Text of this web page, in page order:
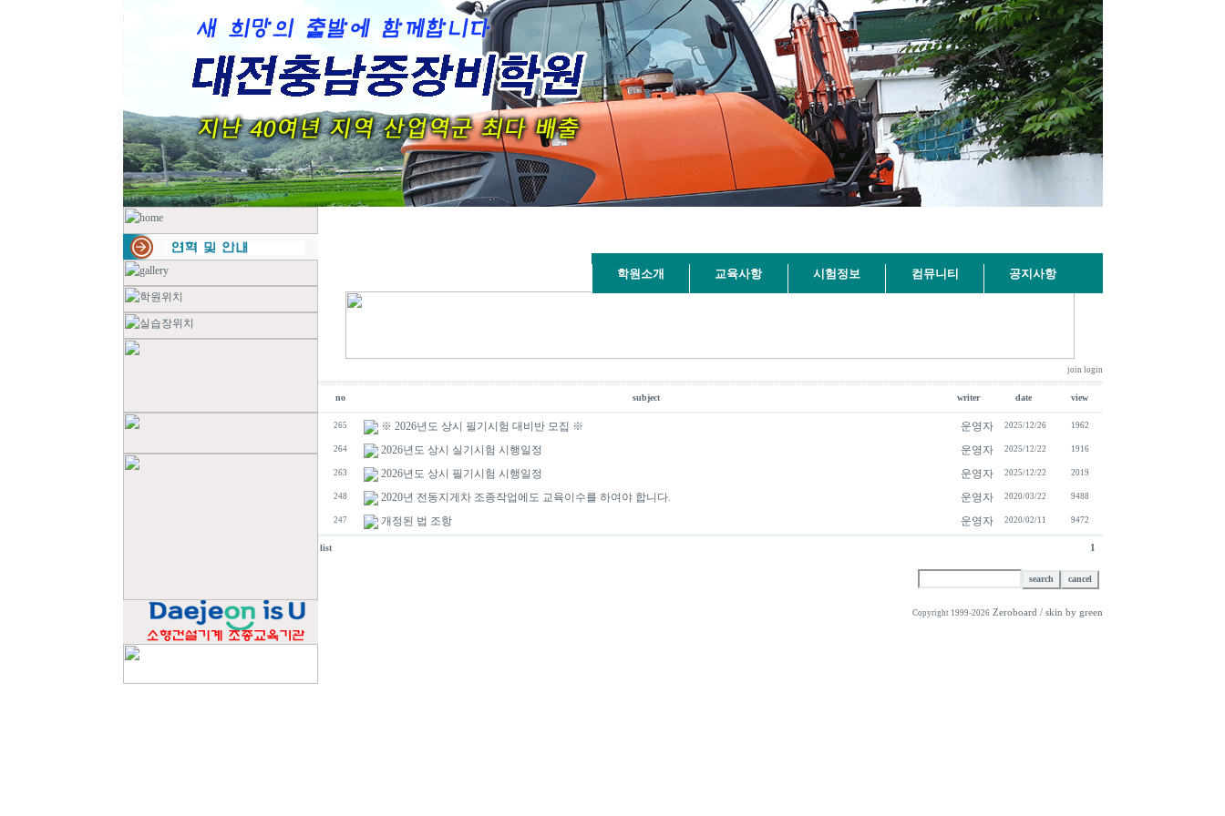
학원소개 교육사항 시험정보 컴뮤니티 공지사항
join login
no subject writer date view
265 ※ 2026년도 상시 필기시험 대비반 모집 ※ 운영자 2025/12/26 1962
264 2026년도 상시 실기시험 시행일정 운영자 2025/12/22 1916
263 2026년도 상시 필기시험 시행일정 운영자 2025/12/22 2019
248 2020년 전동지게차 조종작업에도 교육이수를 하여야 합니다. 운영자 2020/03/22 9488
247 개정된 법 조항 운영자 2020/02/11 9472
list 1
Copyright 1999-2026 Zeroboard / skin by green